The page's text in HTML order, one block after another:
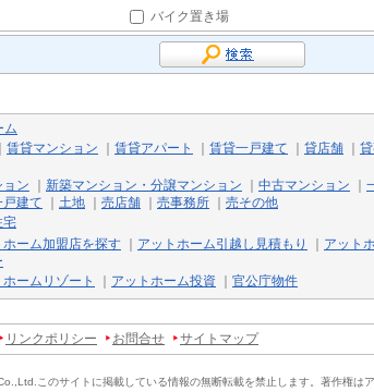
バイク置き場
ム
賃貸マンション 賃貸アパート 賃貸一戸建て 貸店舗
ョン 新築マンション・分譲マンション 中古マンション
建て
土地 売店舗 売事務所
売その他
宅
ホーム加盟店を探す アットホーム引越し見積もり アット
ホームリゾート アットホーム投資 官公庁物件
リンクポリシー お問合せ サイトマップ
このサイトに掲載している情報の無断転載を禁止します。 著作権は